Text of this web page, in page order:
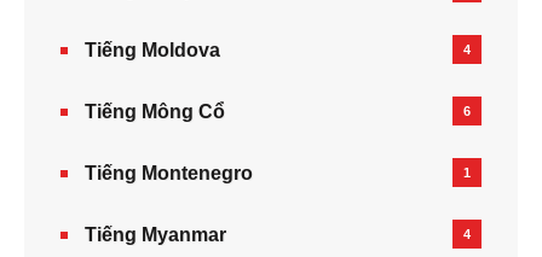
Tiếng Moldova 4
Tiếng Mông Cổ 6
Tiếng Montenegro 1
Tiếng Myanmar 4